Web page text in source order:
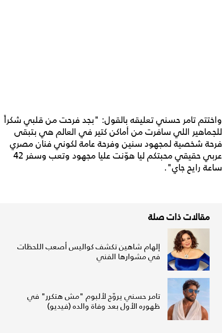
واختتم تامر حسني تعليقه بالقول: "بجد فرحت من قلبي شكراً
للجماهير اللي سافرت من أماكن كتير في العالم هي بتبقى
فرحة شخصية لمجهود سنين وفرحة عامة لكوني فنان مصري
عربي حقيقي محبتكم ليا هوّنت عليا مجهود وتعب وسفر 42
ساعة رايح جاي".
مقالات ذات صلة
إلهام شاهين تكشف كواليس أصعب اللحظات
في مشوارها الفني
تامر حسني يروّج لألبوم "مش هتكرر" في
ظهوره الأول بعد وفاة والده (فيديو)